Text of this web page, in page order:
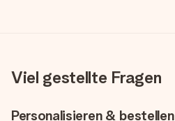
Viel gestellte Fragen
Personalisieren & bestellen